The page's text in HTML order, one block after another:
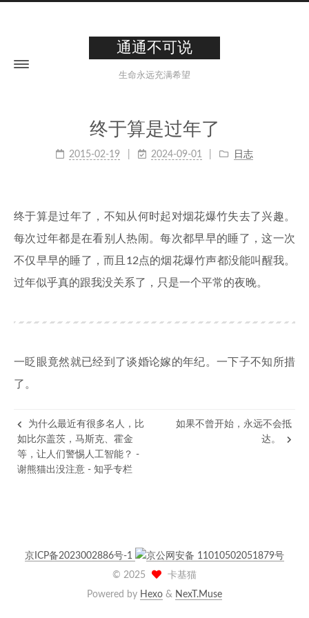
通通不可说
生命永远充满希望
终于算是过年了
2015-02-19 2024-09-01 日志
终于算是过年了，不知从何时起对烟花爆竹失去了兴趣。
每次过年都是在看别人热闹。每次都早早的睡了，这一次
不仅早早的睡了，而且12点的烟花爆竹声都没能叫醒我。
过年似乎真的跟我没关系了，只是一个平常的夜晚。
一眨眼竟然就已经到了谈婚论嫁的年纪。一下子不知所措
了。
为什么最近有很多名人，比
如比尔盖茨，马斯克、霍金
等，让人们警惕人工智能？ -
谢熊猫出没注意 - 知乎专栏
如果不曾开始，永远不会抵
达。
京ICP备2023002886号-1
京公网安备 11010502051879号
© 2025
卡基猫
Powered by Hexo & NexT.Muse